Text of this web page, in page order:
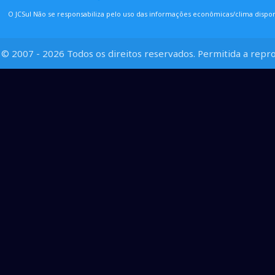
O JCSul Não se responsabiliza pelo uso das informações econômicas/clima
© 2007 - 2026 Todos os direitos reservados. Permitida a